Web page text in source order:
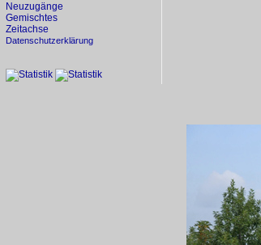
Neuzugänge
Gemischtes
Zeitachse
Datenschutzerklärung